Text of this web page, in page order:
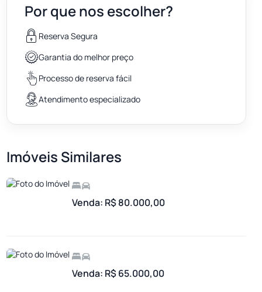
Por que nos escolher?
Reserva Segura
Garantia do melhor preço
Processo de reserva fácil
Atendimento especializado
Imóveis Similares
Venda: R$ 80.000,00
Venda: R$ 65.000,00